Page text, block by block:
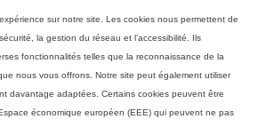
sur notre site. Les cookies nous permettent de
la gestion du réseau et l’accessibilité. Ils
fonctionnalités telles que la reconnaissance de la
nous vous offrons. Notre site peut également utiliser
davantage adaptées. Certains cookies peuvent être
économique européen (EEE) qui peuvent ne pas